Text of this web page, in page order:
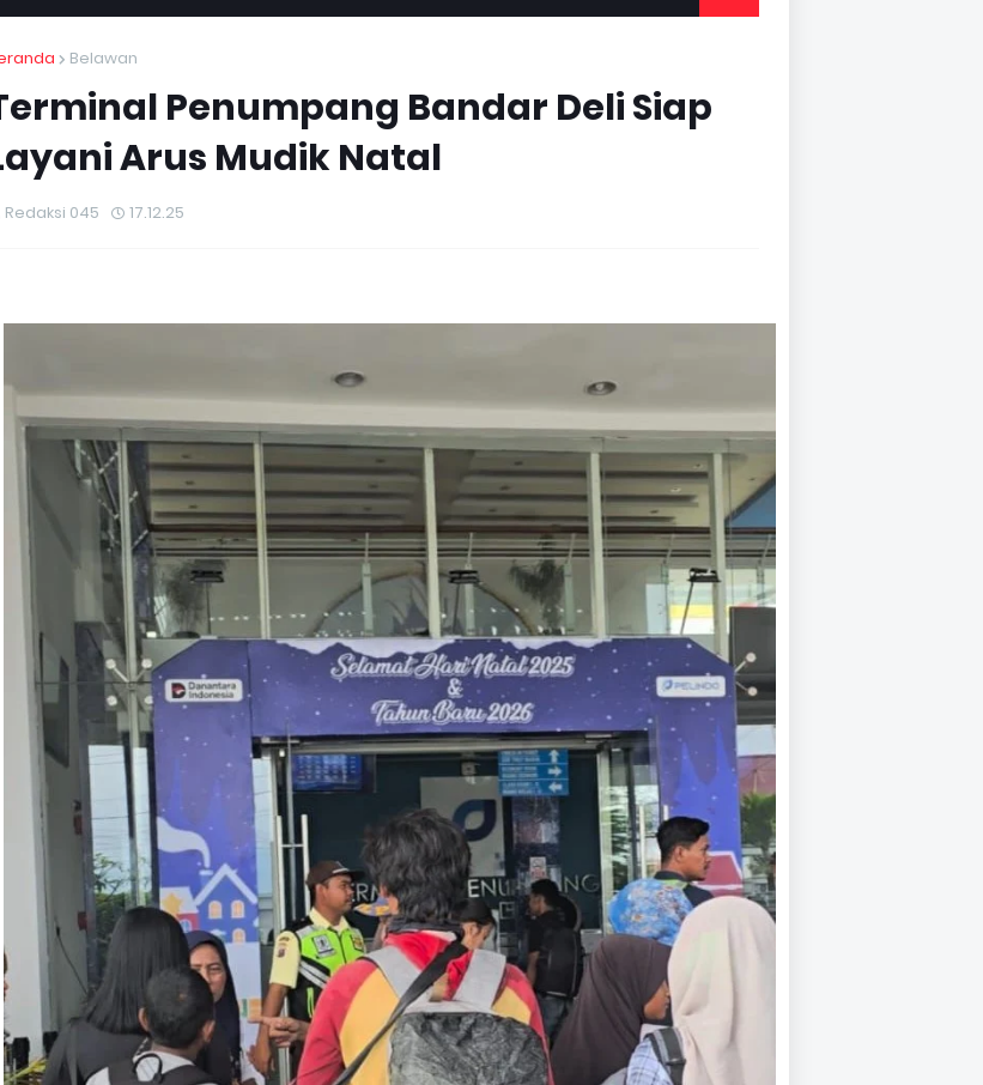
Belawan
Penumpang Bandar Deli Siap
Arus Mudik Natal
Redaksi 045 17.12.25